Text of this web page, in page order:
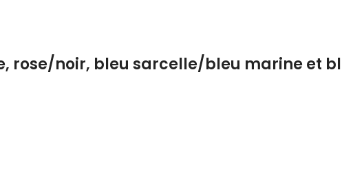
rose/noir, bleu sarcelle/bleu marine et